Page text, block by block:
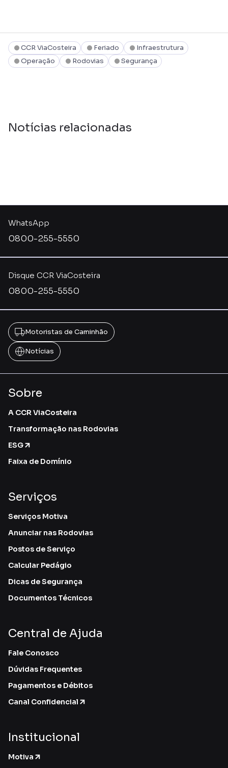
CCR ViaCosteira Feriado
Infraestrutura
Operação
Rodovias Segurança
Notícias relacionadas
Disque CCR ViaCosteira
0800-255-5550
WhatsApp
0800-255-5550
Motoristas de Caminhão
Notícias
Sobre
A CCR ViaCosteira
Transformação nas Rodovias
ESG
Faixa de Domínio
Serviços
Serviços Motiva
Anunciar nas Rodovias
Postos de Serviço
Calcular Pedágio
Dicas de Segurança
Documentos Técnicos
Central de Ajuda
Fale Conosco
Dúvidas Frequentes
Pagamentos e Débitos
Canal Confidencial
Institucional
Motiva